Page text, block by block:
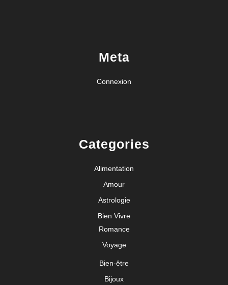
Meta
Connexion
Categories
Alimentation
Amour
Astrologie
Bien Vivre
Romance
Voyage
Bien-être
Bijoux